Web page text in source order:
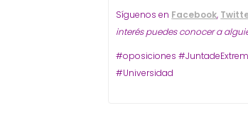
Síguenos en Facebook,
interés puedes conocer a
#oposiciones
#Universidad